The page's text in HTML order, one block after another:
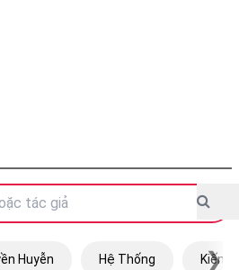
Huyễn Hệ Thống Kiếm
❯